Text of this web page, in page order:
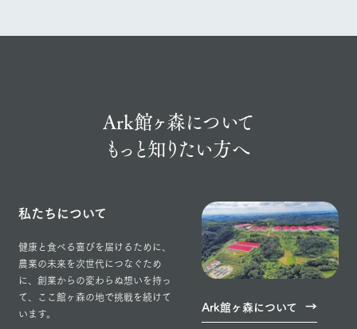
Ark館ヶ森について
もっと知りたい方へ
Ark館ヶ森について
私たちについて
健康と食べる喜びを届けるために、
農業の未来を次世代につなぐため
に、創業からの変わらぬ想いを持っ
て、ここ館ヶ森の地で挑戦を続けて
います。